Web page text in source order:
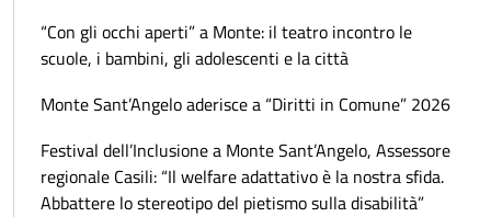
“Con gli occhi aperti” a Monte: il teatro incontro le
scuole, i bambini, gli adolescenti e la città
Monte Sant’Angelo aderisce a “Diritti in Comune” 2026
Festival dell’Inclusione a Monte Sant’Angelo, Assessore
regionale Casili: “Il welfare adattativo è la nostra sfida.
Abbattere lo stereotipo del pietismo sulla disabilità”